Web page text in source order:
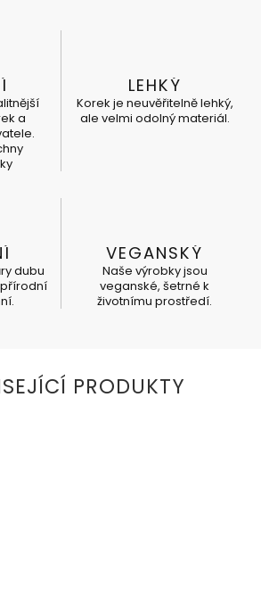
a
LEHKÝ
Korek je neuvěřitelně lehký,
ale velmi odolný materiál.
dubu
přírodní
VEGANSKÝ
Naše výrobky jsou
veganské, šetrné k
životnímu prostředí.
PRODUKTY